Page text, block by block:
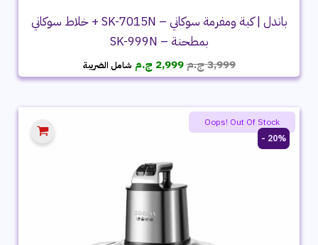
باندل | كبة ومفرمة سوكاني – SK-7015N + خلاط سوكاني
بمطحنة – SK-999N
3,999ج.مالسعر
الأصلي
3,999 ج.م.
2,999 ج.م السعر
الحالي
2,999 ج.م.
شامل الضريبة
20% -
Oops! Out Of Stock